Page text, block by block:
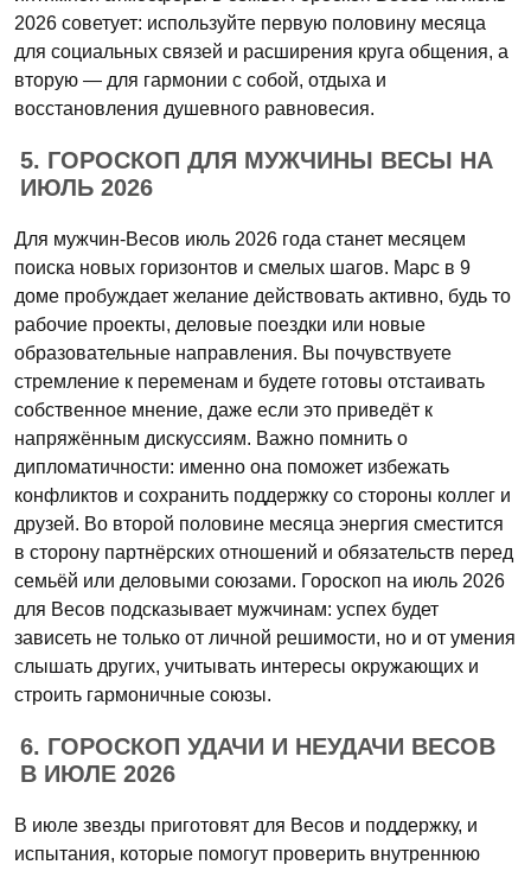
2026 советует: используйте первую половину месяца
для социальных связей и расширения круга общения, а
вторую — для гармонии с собой, отдыха и
восстановления душевного равновесия.
5. ГОРОСКОП ДЛЯ МУЖЧИНЫ ВЕСЫ НА
ИЮЛЬ 2026
Для мужчин-Весов июль 2026 года станет месяцем
поиска новых горизонтов и смелых шагов. Марс в 9
доме пробуждает желание действовать активно, будь то
рабочие проекты, деловые поездки или новые
образовательные направления. Вы почувствуете
стремление к переменам и будете готовы отстаивать
собственное мнение, даже если это приведёт к
напряжённым дискуссиям. Важно помнить о
дипломатичности: именно она поможет избежать
конфликтов и сохранить поддержку со стороны коллег и
друзей. Во второй половине месяца энергия сместится
в сторону партнёрских отношений и обязательств перед
семьёй или деловыми союзами. Гороскоп на июль 2026
для Весов подсказывает мужчинам: успех будет
зависеть не только от личной решимости, но и от умения
слышать других, учитывать интересы окружающих и
строить гармоничные союзы.
6. ГОРОСКОП УДАЧИ И НЕУДАЧИ ВЕСОВ
В ИЮЛЕ 2026
В июле звезды приготовят для Весов и поддержку, и
испытания, которые помогут проверить внутреннюю